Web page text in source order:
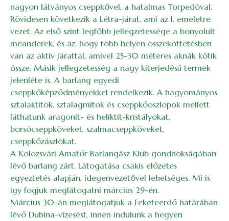
nagyon látványos cseppkővel, a hatalmas Torpedóval.
Rövidesen következik a Létra-járat, ami az I. emeletre
vezet. Az első szint legfőbb jellegzetessége a bonyolult
meanderek, és az, hogy több helyen összeköttetésben
van az aktív járattal, amivel 25-30 méteres aknák kötik
össze. Másik jellegzetesség a nagy kiterjedésű termek
jelenléte is. A barlang egyedi
cseppkőképződményekkel rendelkezik. A hagyományos
sztalaktitok, sztalagmitok és cseppkőoszlopok mellett
láthatunk aragonit- és heliktit-kristályokat,
borsócseppköveket, szalmacseppköveket,
cseppkőzászlókat.
A Kolozsvári Amatőr Barlangász Klub gondnokságában
lévő barlang zárt. Látogatása csakis előzetes
egyeztetés alapján, idegenvezetővel lehetséges. Mi is
így fogjuk meglátogatni március 29-én.
Március 30-án meglátogatjuk a Feketeerdő határában
lévő Dubina-vízesést, innen indulunk a hegyen